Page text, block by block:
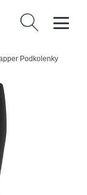
Vyhledávání
Podkolenky